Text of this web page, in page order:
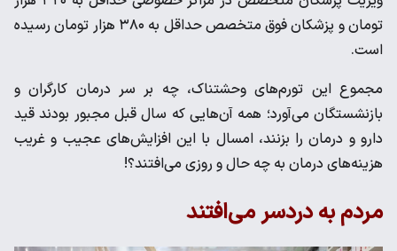
تومان و پزشکان فوق متخصص حداقل به ۳۸۰ هزار تومان رسیده
است.
مجموع این تورم‌های وحشتناک، چه بر سر درمان کارگران و
بازنشستگان می‌آورد؛ همه آن‌هایی که سال قبل مجبور بودند قید
دارو و درمان را بزنند، امسال با این افزایش‌های عجیب و غریب
هزینه‌های درمان به چه حال و روزی می‌افتند؟!
مردم به دردسر می‌افتند